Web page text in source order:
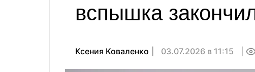
вспышка
Ксения Коваленко 03.07.2026 в 11:15